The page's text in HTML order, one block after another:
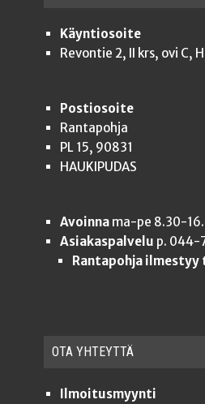
Käyntiosoite
Revontie 2, II krs, ovi C,
Postiosoite
Rantapohja
PL 15, 90831
HAUKIPUDAS
Avoinnama-pe 8.30-
Asiakaspalvelu p. 044-
Rantapohja
OTA YHTEYT­TÄ
Ilmoitusmyynti